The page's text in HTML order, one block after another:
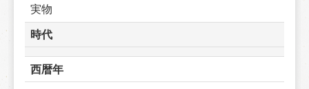
実物
時代
西暦年